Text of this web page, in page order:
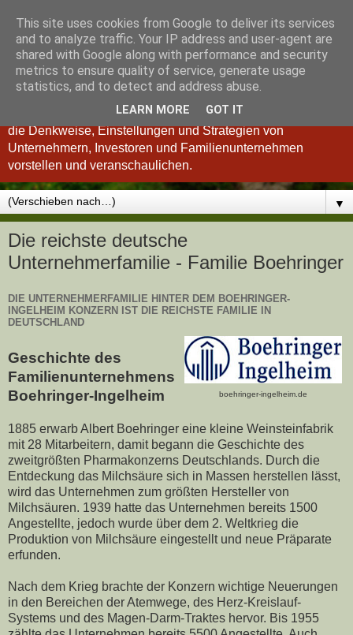
Königsinvestor
"Wer verstanden hat, was einen guten Investor ausmacht, ist
auch ein besserer Unternehmer und umgekehrt." so Charlie
Munger. Deshalb möchten wir Ihnen im Königsinvestor-Blog
die Denkweise, Einstellungen und Strategien von
Unternehmern, Investoren und Familienunternehmen
vorstellen und veranschaulichen.
▼
Die reichste deutsche
Unternehmerfamilie - Familie Boehringer
DIE UNTERNEHMERFAMILIE HINTER DEM BOEHRINGER-
INGELHEIM KONZERN IST DIE REICHSTE FAMILIE IN
DEUTSCHLAND
boehringer-ingelheim.de
Geschichte des
Familienunternehmens
Boehringer-Ingelheim
1885 erwarb Albert Boehringer eine kleine Weinsteinfabrik
mit 28 Mitarbeitern, damit begann die Geschichte des
zweitgrößten Pharmakonzerns Deutschlands. Durch die
Entdeckung das Milchsäure sich in Massen herstellen lässt,
wird das Unternehmen zum größten Hersteller von
Milchsäuren. 1939 hatte das Unternehmen bereits 1500
Angestellte, jedoch wurde über dem 2. Weltkrieg die
Produktion von Milchsäure eingestellt und neue Präparate
erfunden.
Nach dem Krieg brachte der Konzern wichtige Neuerungen
in den Bereichen der Atemwege, des Herz-Kreislauf-
Systems und des Magen-Darm-Traktes hervor. Bis 1955
This site uses cookies from Google to deliver its services
and to analyze traffic. Your IP address and user-agent are
shared with Google along with performance and security
metrics to ensure quality of service, generate usage
statistics, and to detect and address abuse.
LEARN MORE GOT IT